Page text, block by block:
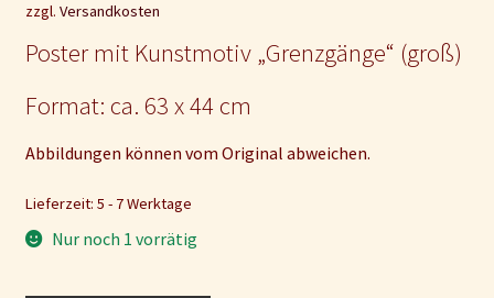
zzgl. Versandkosten
Poster mit Kunstmotiv „Grenzgänge“ (groß)
Format: ca. 63 x 44 cm
Abbildungen können vom Original abweichen.
Lieferzeit: 5 - 7 Werktage
Nur noch 1 vorrätig